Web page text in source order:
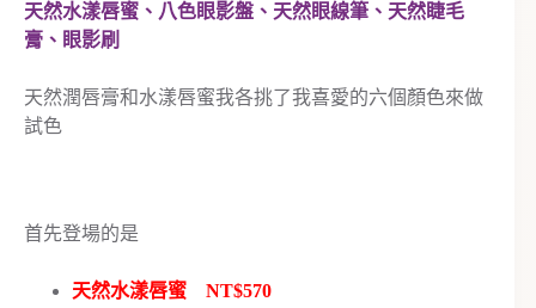
天然水漾唇蜜、八色眼影盤、天然眼線筆、天然睫毛
膏、眼影刷
天然潤唇膏和水漾唇蜜我各挑了我喜愛的六個顏色來做
試色
首先登場的是
天然水漾唇蜜 NT$570